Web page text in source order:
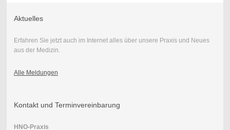
Aktuelles
Erfahren Sie jetzt auch im Internet alles über unsere Praxis und Neues
aus der Medizin.
Alle Meldungen
Kontakt und Terminvereinbarung
HNO-Praxis